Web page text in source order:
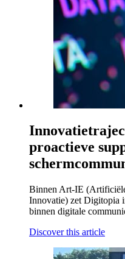
proactieve
Binnen Art-IE
Innovatie) zet Digitopia
binnen digitale
Discover this article